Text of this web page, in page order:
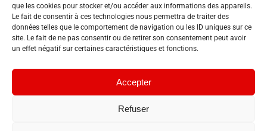
que les cookies pour stocker et/ou accéder aux informations des appareils.
Le fait de consentir à ces technologies nous permettra de traiter des
données telles que le comportement de navigation ou les ID uniques sur ce
site. Le fait de ne pas consentir ou de retirer son consentement peut avoir
un effet négatif sur certaines caractéristiques et fonctions.
Accepter
Refuser
SIRET :89455533300018